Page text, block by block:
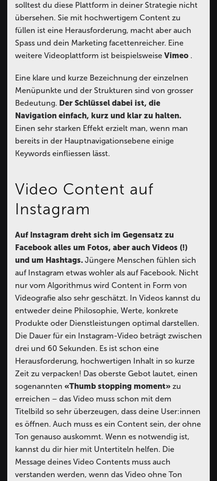
solltest du diese Plattform in deiner Strategie nicht
übersehen. Sie mit hochwertigem Content zu
füllen ist eine Herausforderung, macht aber auch
Spass und dein Marketing facettenreicher. Eine
weitere Videoplattform ist beispielsweise Vimeo .
Eine klare und kurze Bezeichnung der einzelnen
Menüpunkte und der Strukturen sind von grosser
Bedeutung. Der Schlüssel dabei ist, die
Navigation einfach, kurz und klar zu halten.
Einen sehr starken Effekt erzielt man, wenn man
bereits in der Hauptnavigationsebene einige
Keywords einfliessen lässt.
Video Content auf
Instagram
Auf Instagram dreht sich im Gegensatz zu
Facebook alles um Fotos, aber auch Videos (!)
und um Hashtags. Jüngere Menschen fühlen sich
auf Instagram etwas wohler als auf Facebook. Nicht
nur vom Algorithmus wird Content in Form von
Videografie also sehr geschätzt. In Videos kannst du
entweder deine Philosophie, Werte, konkrete
Produkte oder Dienstleistungen optimal darstellen.
Die Dauer für ein Instagram-Video beträgt zwischen
drei und 60 Sekunden. Es ist schon eine
Herausforderung, hochwertigen Inhalt in so kurze
Zeit zu verpacken! Das oberste Gebot lautet, einen
sogenannten «Thumb stopping moment» zu
erreichen – das Video muss schon mit dem
Titelbild so sehr überzeugen, dass deine User:innen
es öffnen. Auch muss es ein Content sein, der ohne
Ton genauso auskommt. Wenn es notwendig ist,
kannst du dir hier mit Untertiteln helfen. Die
Message deines Video Contents muss auch
verstanden werden, wenn das Video ohne Ton